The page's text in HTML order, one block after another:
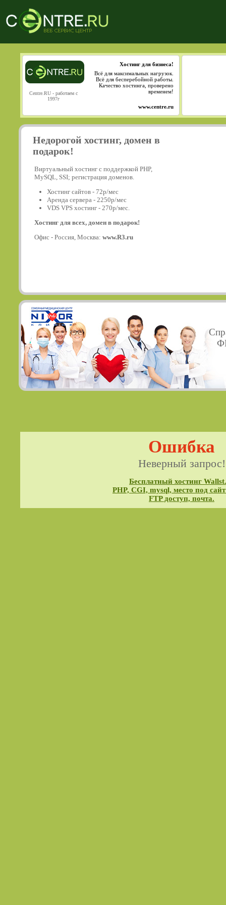
Centre.RU - работаем с
1997г
Хостинг для бизнеса!
Всё для максимальных нагрузок.
Всё для бесперебойной работы.
Качество хостинга, проверено
временем!
www.centre.ru
Недорогой хостинг, домен в
подарок!
Виртуальный хостинг с поддержкой PHP,
MySQL, SSI; регистрация доменов.
Хостинг сайтов - 72р/мес
Аренда сервера - 2250р/мес
VDS VPS хостинг - 270р/мес.
Хостинг для всех, домен в подарок!
Офис - Россия, Москва: www.R3.ru
Ошибка
Неверный запрос!
Бесплатный хостинг
PHP, CGI, mysql, место под
FTP доступ, почта.